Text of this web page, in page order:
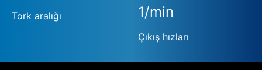
Tork aralığı
1/min
Çıkış hızları